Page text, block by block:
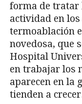
forma de tratar
actividad en
termoablación
novedosa, que
Hospital
en trabajar los
aparecen en la
tienden a